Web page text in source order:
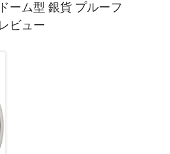
ーム型 銀貨 プルーフ
ビュー